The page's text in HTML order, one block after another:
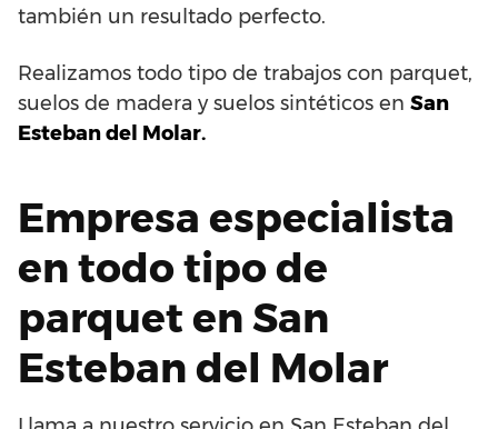
también un resultado perfecto.
Realizamos todo tipo de trabajos con parquet,
suelos de madera y suelos sintéticos en San
Esteban del Molar.
Empresa especialista
en todo tipo de
parquet en San
Esteban del Molar